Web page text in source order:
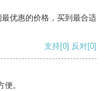
优惠的价格，买到最合适
支持[0] 反对[0]
。